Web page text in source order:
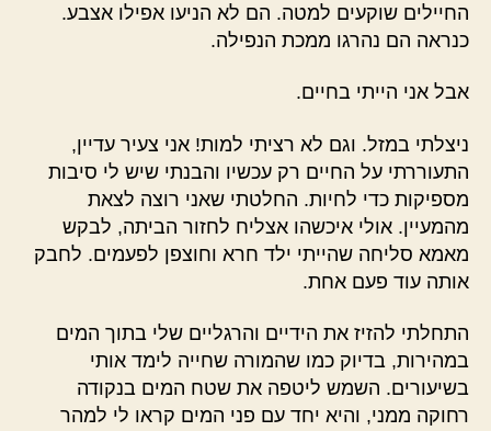
החיילים שוקעים למטה. הם לא הניעו אפילו אצבע.
כנראה הם נהרגו ממכת הנפילה.
אבל אני הייתי בחיים.
ניצלתי במזל. וגם לא רציתי למות! אני צעיר עדיין,
התעוררתי על החיים רק עכשיו והבנתי שיש לי סיבות
מספיקות כדי לחיות. החלטתי שאני רוצה לצאת
מהמעיין. אולי איכשהו אצליח לחזור הביתה, לבקש
מאמא סליחה שהייתי ילד חרא וחוצפן לפעמים. לחבק
אותה עוד פעם אחת.
התחלתי להזיז את הידיים והרגליים שלי בתוך המים
במהירות, בדיוק כמו שהמורה שחייה לימד אותי
בשיעורים. השמש ליטפה את שטח המים בנקודה
רחוקה ממני, והיא יחד עם פני המים קראו לי למהר